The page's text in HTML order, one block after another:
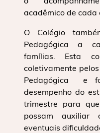
acadêmico de cada
O Colégio
Pedagógica a
famílias. Esta
coletivamente
Pedagógica e
desempenho do
trimestre para
possam auxiliar
eventuais